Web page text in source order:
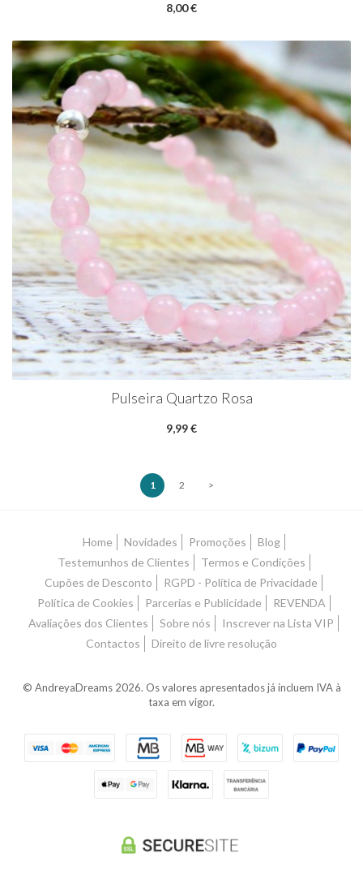
8,00 €
Pulseira Quartzo Rosa
9,99 €
1 2 >
Home Novidades Promoções
Blog
Testemunhos de Clientes
Termos e Condições
Cupões de Desconto
RGPD - Política de Privacidade
Política de Cookies
Parcerias e Publicidade
REVENDA
Avaliações dos Clientes
Sobre nós
Inscrever na Lista VIP
Contactos
Direito de livre resolução
© AndreyaDreams 2026. Os valores apresentados já incluem IVA à
taxa em vigor.